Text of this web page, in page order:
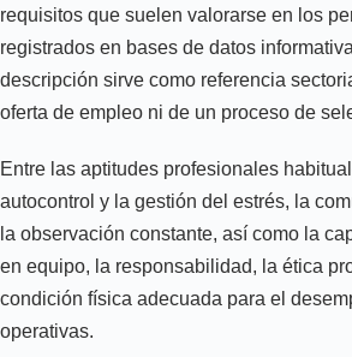
requisitos que suelen valorarse en los
registrados en bases de datos
descripción sirve como referencia
oferta de empleo ni de un proceso de
Entre las aptitudes profesionales
autocontrol y la gestión del estrés, la
la observación constante, así como la
en equipo, la responsabilidad, la ética
condición física adecuada para el
operativas.